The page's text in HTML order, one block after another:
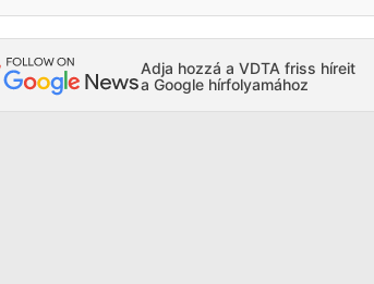
Adja hozzá a VDTA friss híreit
a Google hírfolyamához